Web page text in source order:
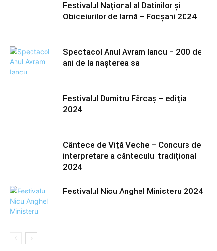
Festivalul Național al Datinilor și
Obiceiurilor de Iarnă – Focșani 2024
Spectacol Anul Avram Iancu – 200 de
ani de la nașterea sa
Festivalul Dumitru Fărcaș – ediția
2024
Cântece de Viță Veche – Concurs de
interpretare a cântecului tradițional
2024
Festivalul Nicu Anghel Ministeru 2024